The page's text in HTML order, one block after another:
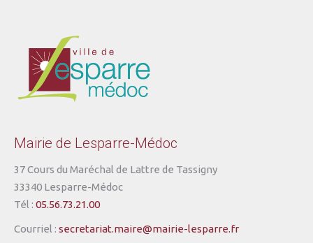
Mairie de Lesparre-Médoc
37 Cours du Maréchal de Lattre de Tassigny
33340 Lesparre-Médoc
Tél : 05.56.73.21.00
Courriel : secretariat.maire@mairie-lesparre.fr